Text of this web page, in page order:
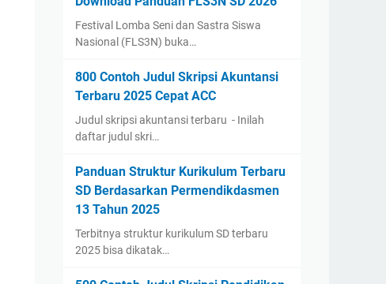
Festival Lomba Seni dan Sastra Siswa
Nasional (FLS3N) buka…
800 Contoh Judul Skripsi Akuntansi
Terbaru 2025 Cepat ACC
Judul skripsi akuntansi terbaru - Inilah
daftar judul skri…
Panduan Struktur Kurikulum Terbaru
SD Berdasarkan Permendikdasmen
13 Tahun 2025
Terbitnya struktur kurikulum SD terbaru
2025 bisa dikatak…